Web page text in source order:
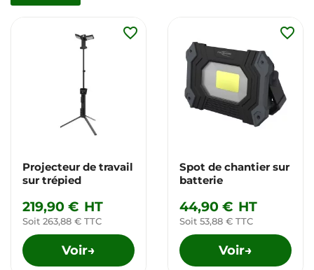
Projecteur de travail
sur trépied
219,90 € HT
Soit 263,88 € TTC
Voir→
favorite_border
Spot de chantier sur
batterie
44,90 € HT
Soit 53,88 € TTC
Voir→
favorite_border